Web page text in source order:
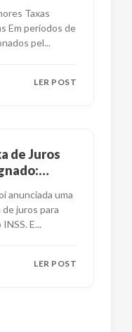
Taxas
Em períodos de
pel...
LER POST
de Juros
anunciada uma
juros para
E...
LER POST